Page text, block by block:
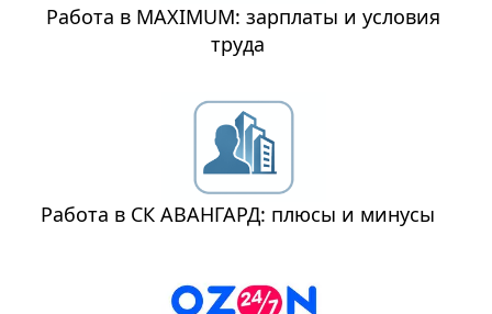
Работа в MAXIMUM: зарплаты и условия
труда
Работа в СК АВАНГАРД: плюсы и минусы